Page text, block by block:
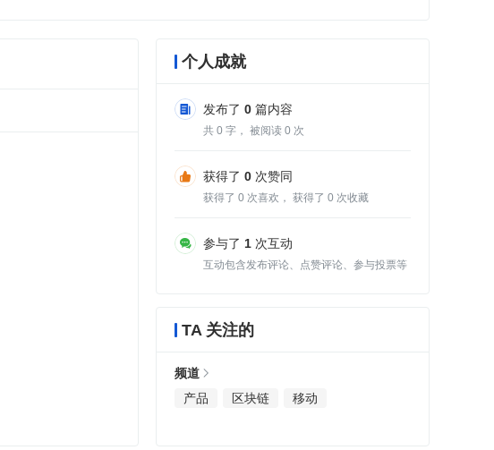
个人成就
发布了 0 篇内容
共 0 字， 被阅读 0 次
获得了 0 次赞同
获得了 0 次喜欢， 获得了 0 次收藏
参与了 1 次互动
互动包含发布评论、点赞评论、参与投票等
TA 关注的
频道
产品
区块链 移动